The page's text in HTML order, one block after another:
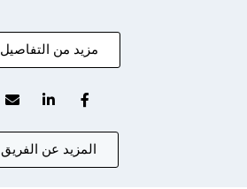
مزيد من التفاصيل
المزيد عن الفريق